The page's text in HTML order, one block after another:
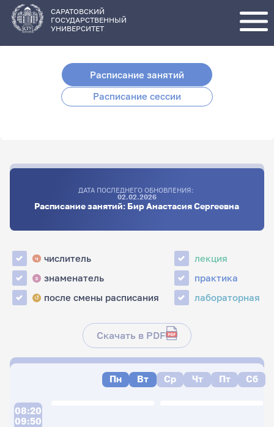
основному
содержанию
САРАТОВСКИЙ
ГОСУДАРСТВЕННЫЙ
УНИВЕРСИТЕТ
Расписание занятий
Расписание сессии
ДАТА ПОСЛЕДНЕГО ОБНОВЛЕНИЯ:
02.02.2026
Расписание занятий: Бир Анастасия Сергеевна
ч числитель
з знаменатель
↺ после смены расписания
лекция
практика
лабораторная
Скачать в PDF
Пн Вт Ср Чт Пт Сб
08:20
09:50